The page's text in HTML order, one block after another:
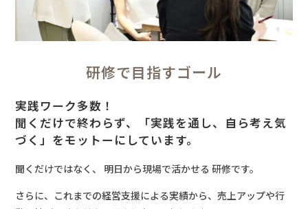
研修で目指すゴール
実践ワーク多数！
聞くだけで終わらず、「実践を通し、自ら考え気
づく」をモットーにしています。
聞くだけではなく、 明日から現場で活かせる 研修です。
さらに、これまでの経営支援による実績から、売上アップや行